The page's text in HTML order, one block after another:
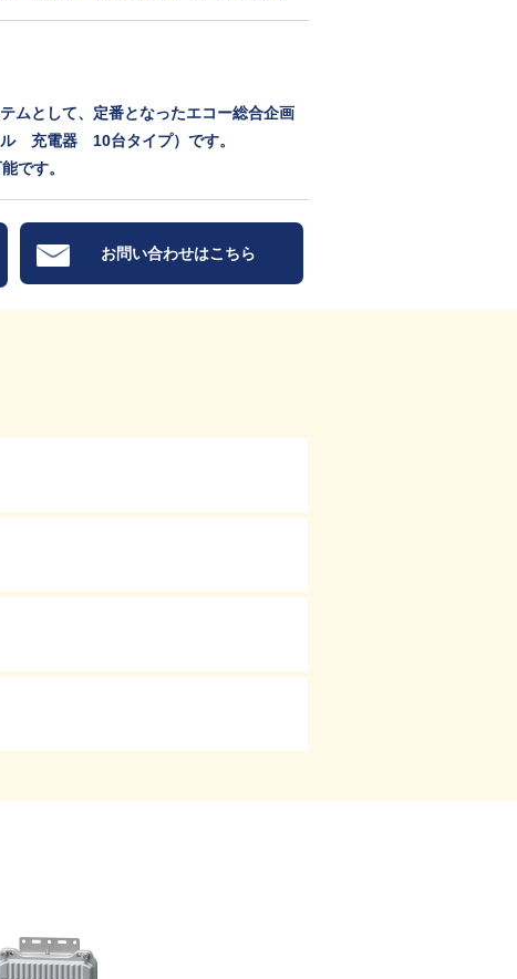
ムとして、定番となったエコー総合企画
充電器 10台タイプ）です。
です。
お問い合わせはこちら